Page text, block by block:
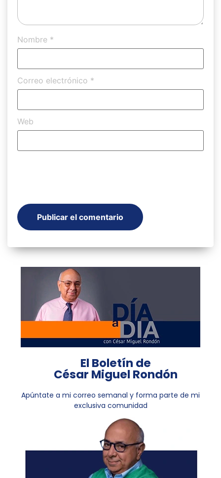
Nombre *
Correo electrónico *
Web
El Boletín de
César Miguel Rondón
Apúntate a mi correo semanal y forma parte de mi
exclusiva comunidad